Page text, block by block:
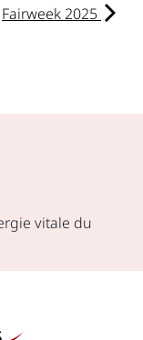
Fairweek 2025
vitale du